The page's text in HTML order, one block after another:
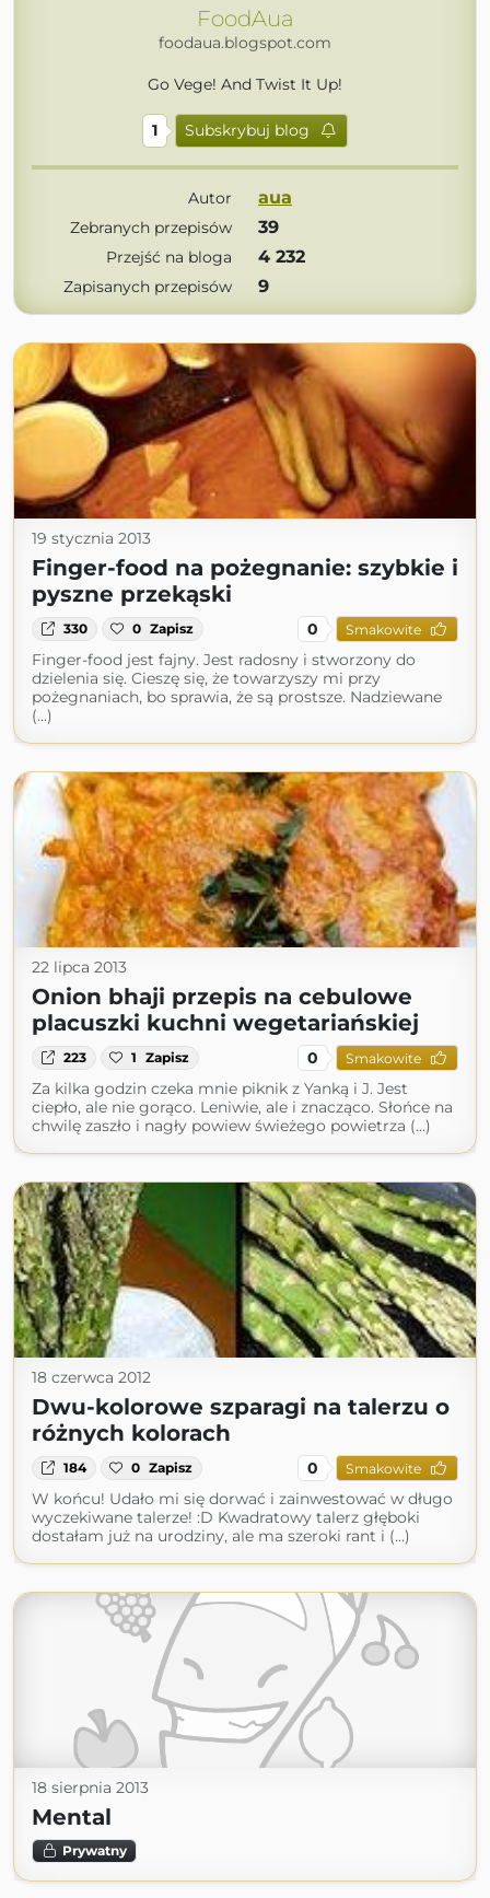
FoodAua
foodaua.blogspot.com
Go Vege! And Twist It Up!
1 Subskrybuj blog
Autor aua
Zebranych przepisów 39
Przejść na bloga 4 232
Zapisanych przepisów 9
19 stycznia 2013
Finger-food na pożegnanie: szybkie i
pyszne przekąski
330 0 Zapisz 0 Smakowite
Finger-food jest fajny. Jest radosny i stworzony do
dzielenia się. Cieszę się, że towarzyszy mi przy
pożegnaniach, bo sprawia, że są prostsze. Nadziewane
(...)
22 lipca 2013
Onion bhaji przepis na cebulowe
placuszki kuchni wegetariańskiej
223 1 Zapisz 0 Smakowite
Za kilka godzin czeka mnie piknik z Yanką i J. Jest
ciepło, ale nie gorąco. Leniwie, ale i znacząco. Słońce na
chwilę zaszło i nagły powiew świeżego powietrza (...)
18 czerwca 2012
Dwu-kolorowe szparagi na talerzu o
różnych kolorach
184 0 Zapisz 0 Smakowite
W końcu! Udało mi się dorwać i zainwestować w długo
wyczekiwane talerze! :D Kwadratowy talerz głęboki
dostałam już na urodziny, ale ma szeroki rant i (...)
18 sierpnia 2013
Mental
Prywatny